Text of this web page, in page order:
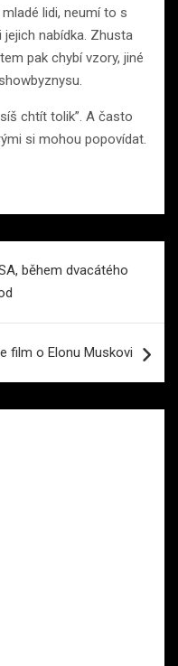
lidi, neumí to s
nabídka. Zhusta
pak chybí vzory, jiné
chtít tolik”. A často
si mohou popovídat.
během dvacátého
film o Elonu Muskovi